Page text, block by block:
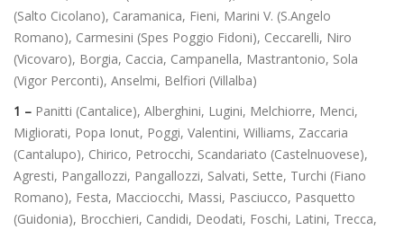
(Salto Cicolano), Caramanica, Fieni, Marini V. (S.Angelo
Romano), Carmesini (Spes Poggio Fidoni), Ceccarelli, Niro
(Vicovaro), Borgia, Caccia, Campanella, Mastrantonio, Sola
(Vigor Perconti), Anselmi, Belfiori (Villalba)
1 – Panitti (Cantalice), Alberghini, Lugini, Melchiorre, Menci,
Migliorati, Popa Ionut, Poggi, Valentini, Williams, Zaccaria
(Cantalupo), Chirico, Petrocchi, Scandariato (Castelnuovese),
Agresti, Pangallozzi, Pangallozzi, Salvati, Sette, Turchi (Fiano
Romano), Festa, Macciocchi, Massi, Pasciucco, Pasquetto
(Guidonia), Brocchieri, Candidi, Deodati, Foschi, Latini, Trecca,